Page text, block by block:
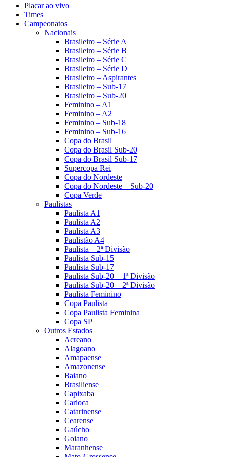
Placar ao vivo
Times
Campeonatos
Nacionais
Brasileiro – Série A
Brasileiro – Série B
Brasileiro – Série C
Brasileiro – Série D
Brasileiro – Aspirantes
Brasileiro – Sub-17
Brasileiro – Sub-20
Feminino – A1
Feminino – A2
Feminino – Sub-18
Feminino – Sub-16
Copa do Brasil
Copa do Brasil Sub-20
Copa do Brasil Sub-17
Supercopa Rei
Copa do Nordeste
Copa do Nordeste – Sub-20
Copa Verde
Paulistas
Paulista A1
Paulista A2
Paulista A3
Paulistão A4
Paulista – 2ª Divisão
Paulista Sub-15
Paulista Sub-17
Paulista Sub-20 – 1ª Divisão
Paulista Sub-20 – 2ª Divisão
Paulista Feminino
Copa Paulista
Copa Paulista Feminina
Copa SP
Outros Estados
Acreano
Alagoano
Amapaense
Amazonense
Baiano
Brasiliense
Capixaba
Carioca
Catarinense
Cearense
Gaúcho
Goiano
Maranhense